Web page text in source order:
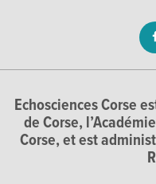
Echosciences Corse
de Corse,
Corse, et est